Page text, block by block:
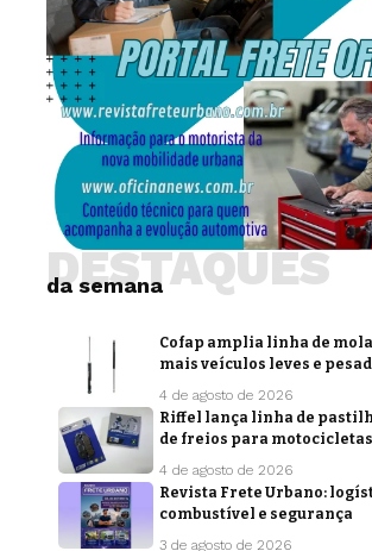
da semana
DESTAQUES
Cofap amplia linha de
mais veículos leves e
4 de agosto de 2026
Riffel lança linha de
de freios para motocicletas
4 de agosto de 2026
Revista Frete Urbano:
combustível e segurança
3 de agosto de 2026